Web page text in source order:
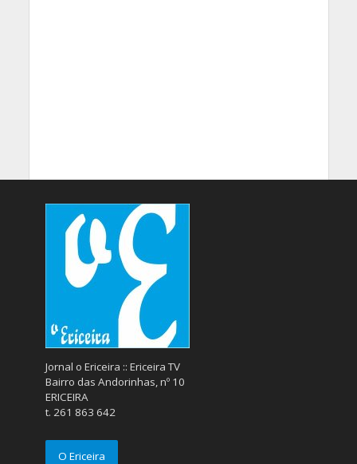
Jornal o Ericeira :: Ericeira TV
Bairro das Andorinhas, nº 10
ERICEIRA
t. 261 863 642
O Ericeira